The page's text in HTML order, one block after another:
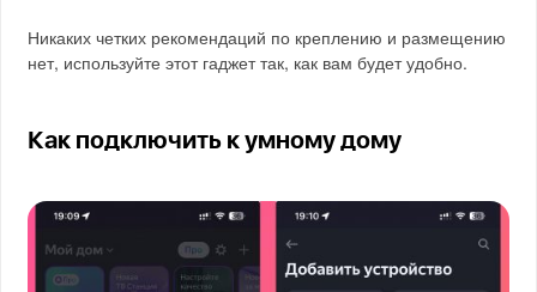
Никаких четких рекомендаций по креплению и размещению
нет, используйте этот гаджет так, как вам будет удобно.
Как подключить к умному дому